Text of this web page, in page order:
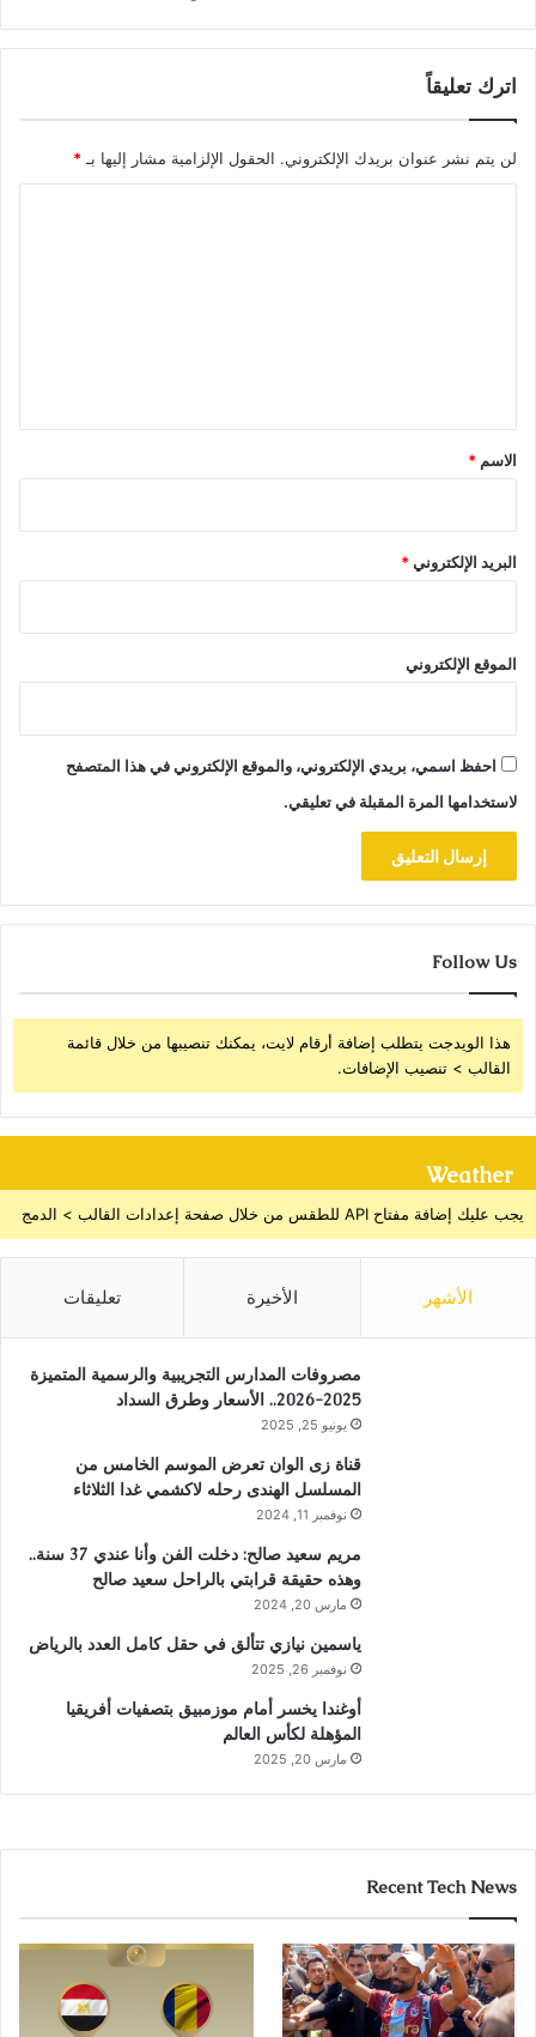
اترك تعليقاً
لن يتم نشر عنوان بريدك الإلكتروني. الحقول الإلزامية مشار إليها بـ *
*
الاسم *
البريد الإلكتروني*
الموقع الإلكتروني
احفظ اسمي، بريدي الإلكتروني، والموقع الإلكتروني في هذا المتصفح
لاستخدامها المرة المقبلة في تعليقي.
Follow Us
هذا الويدجت يتطلب إضافة أرقام لايت، يمكنك تنصيبها من خلال قائمة
القالب > تنصيب الإضافات.
Weather
يجب عليك إضافة مفتاح API للطقس من خلال صفحة إعدادات القالب > الدمج
الأشهر الأخيرة تعليقات
مصروفات المدارس التجريبية والرسمية المتميزة
2025-2026.. الأسعار وطرق السداد
يونيو 25, 2025
قناة زى الوان تعرض الموسم الخامس من
المسلسل الهندى رحله لاكشمي غدا الثلاثاء
نوفمبر 11, 2024
مريم سعيد صالح: دخلت الفن وأنا عندي 37 سنة..
وهذه حقيقة قرابتي بالراحل سعيد صالح
مارس 20, 2024
ياسمين نيازي تتألق في حقل كامل العدد بالرياض
نوفمبر 26, 2025
أوغندا يخسر أمام موزمبيق بتصفيات أفريقيا
المؤهلة لكأس العالم
مارس 20, 2025
Recent Tech News